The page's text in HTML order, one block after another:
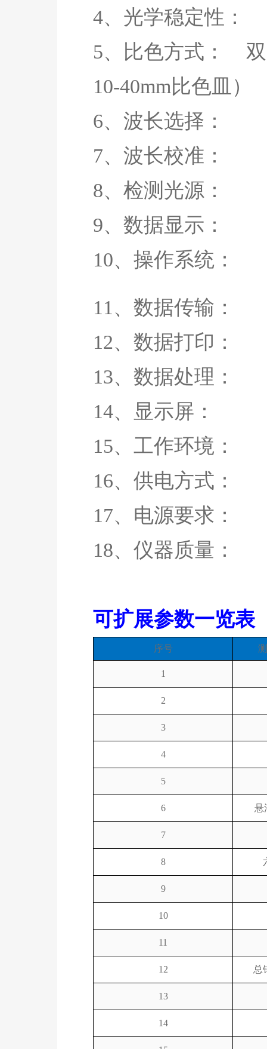
4、光学稳定性：
5、比色方式： 双
10-40mm比色皿）
6、波长选择
7、波长校
8、检测光源
9、数据显示：
10、操作系
11、数据传输：
12、数据打
13、数据处理：
14、显示屏：
15、工作环境
16、供电方
17、电源要求
18、仪器质量
可扩展参数一览表
序号
1
2
3
4
5
6 悬
7
8
9
10
11
12 总
13
14